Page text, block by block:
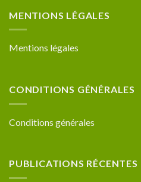
MENTIONS LÉGALES
Mentions légales
CONDITIONS GÉNÉRALES
Conditions générales
PUBLICATIONS RÉCENTES